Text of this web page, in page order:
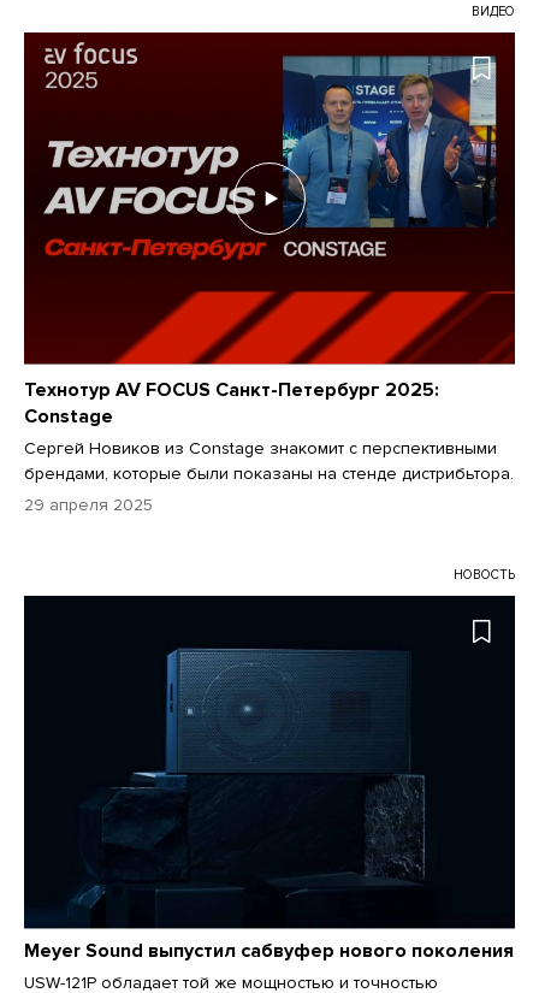
ВИДЕО
Технотур AV FOCUS Санкт-Петербург 2025:
Constage
Сергей Новиков из Constage знакомит с перспективными
брендами, которые были показаны на стенде дистрибьтора.
29 апреля 2025
НОВОСТЬ
Meyer Sound выпустил сабвуфер нового поколения
USW-121P обладает той же мощностью и точностью